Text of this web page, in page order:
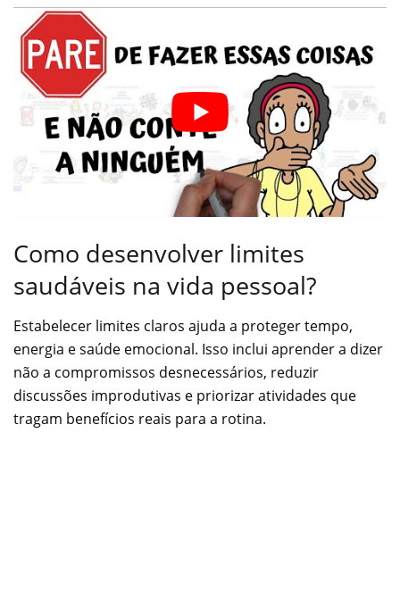
Como desenvolver limites
saudáveis na vida pessoal?
Estabelecer limites claros ajuda a proteger tempo,
energia e saúde emocional. Isso inclui aprender a dizer
não a compromissos desnecessários, reduzir
discussões improdutivas e priorizar atividades que
tragam benefícios reais para a rotina.